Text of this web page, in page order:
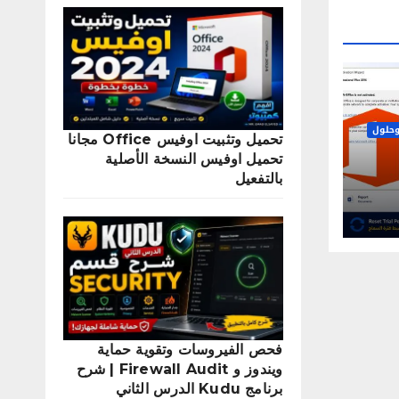
تحميل وتثبيت اوفيس Office مجانا
تحميل اوفيس النسخة الأصلية
بالتفعيل
فحص الفيروسات وتقوية حماية
ويندوز و Firewall Audit | شرح
برنامج Kudu الدرس الثاني